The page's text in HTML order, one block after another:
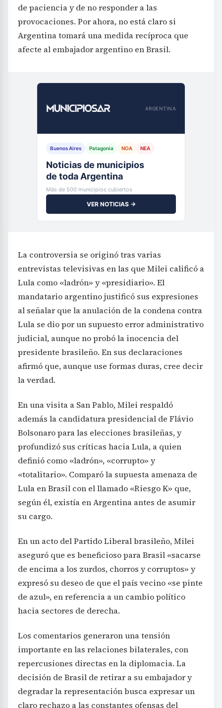
de paciencia y de no responder a las
provocaciones. Por ahora, no está claro si
Argentina tomará una medida recíproca que
afecte al embajador argentino en Brasil.
ARGENTINA
Buenos Aires Patagonia NOA NEA
Noticias de municipios
de toda Argentina
Más de 500 municipios cubiertos
VER NOTICIAS →
La controversia se originó tras varias
entrevistas televisivas en las que Milei calificó a
Lula como «ladrón» y «presidiario». El
mandatario argentino justificó sus expresiones
al señalar que la anulación de la condena contra
Lula se dio por un supuesto error administrativo
judicial, aunque no probó la inocencia del
presidente brasileño. En sus declaraciones
afirmó que, aunque use formas duras, cree decir
la verdad.
En una visita a San Pablo, Milei respaldó
además la candidatura presidencial de Flávio
Bolsonaro para las elecciones brasileñas, y
profundizó sus críticas hacia Lula, a quien
definió como «ladrón», «corrupto» y
«totalitario». Comparó la supuesta amenaza de
Lula en Brasil con el llamado «Riesgo K» que,
según él, existía en Argentina antes de asumir
su cargo.
En un acto del Partido Liberal brasileño, Milei
aseguró que es beneficioso para Brasil «sacarse
de encima a los zurdos, chorros y corruptos» y
expresó su deseo de que el país vecino «se pinte
de azul», en referencia a un cambio político
hacia sectores de derecha.
Los comentarios generaron una tensión
importante en las relaciones bilaterales, con
repercusiones directas en la diplomacia. La
decisión de Brasil de retirar a su embajador y
degradar la representación busca expresar un
claro rechazo a las constantes ofensas del